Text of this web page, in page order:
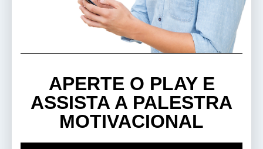
APERTE O PLAY E
ASSISTA A PALESTRA
MOTIVACIONAL